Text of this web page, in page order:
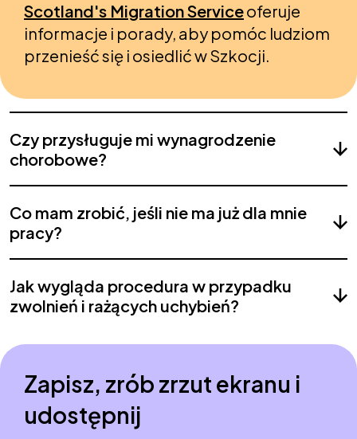
Scotland's Migration Serviceoferuje
informacje i porady, aby pomóc ludziom
przenieść się i osiedlić w Szkocji.
Czy przysługuje mi wynagrodzenie
chorobowe?
Co mam zrobić, jeśli nie ma już dla mnie
pracy?
Jak wygląda procedura w przypadku
zwolnień i rażących uchybień?
Zapisz, zrób zrzut ekranu i
udostępnij